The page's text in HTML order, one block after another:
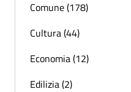
Comune (178)
Cultura (44)
Economia (12)
Edilizia (2)